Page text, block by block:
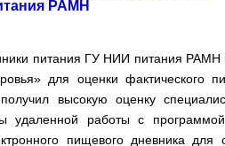
РАМН
питания ГУ НИИ питания РАМН
для оценки фактического
высокую оценку
удаленной работы с
пищевого дневника